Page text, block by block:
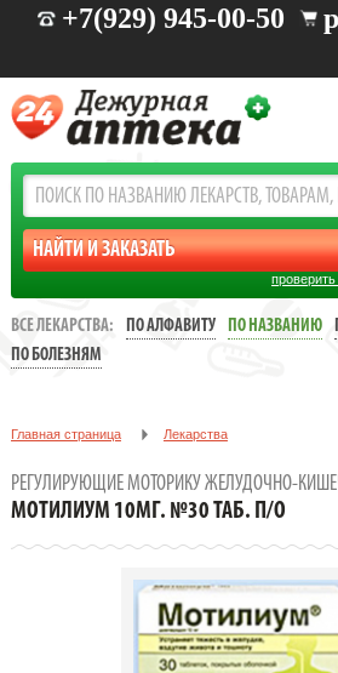
+7(929) 945-00-50
ВСЕ ЛЕКАРСТВА: ПО АЛФАВИТУ ПО НАЗВАНИЮ
ПО БОЛЕЗНЯМ
Главная страница Лекарства
Регулирующие моторику желудочно-кишечного
РЕГУЛИРУЮЩИЕ МОТОРИКУ ЖЕЛУДОЧНО-
МОТИЛИУМ 10МГ. №30 ТАБ. П/О